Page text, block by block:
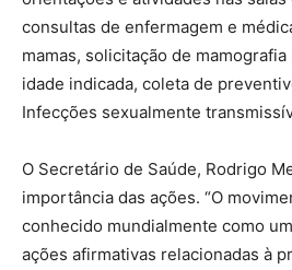
consultas de enfermagem e
mamas, solicitação de
idade indicada, coleta de
Infecções sexualmente
O Secretário de Saúde, Rodrigo
importância das ações. “O
conhecido mundialmente como
ações afirmativas relacionadas à